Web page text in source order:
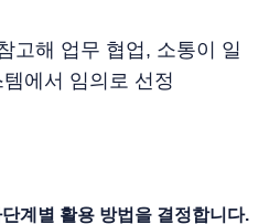
고해 업무 협업, 소통이 일
에서 임의로 선정
계별 활용 방법을 결정합니다.